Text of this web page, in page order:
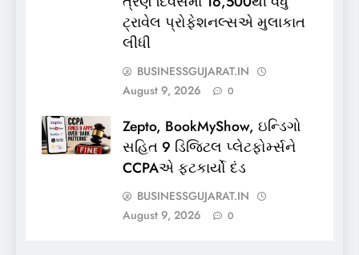
ટ્રાવેલ પ્રોફેશનલ્સએ મુલાકાત
લીધી
BUSINESSGUJARAT.IN
August 9, 2026
0
Zepto, BookMyShow, ઇન્ડિગો
સહિત 9 ડિજિટલ પ્લેટફોર્મ્સને
CCPAએ ફટકાર્યો દંડ
BUSINESSGUJARAT.IN
August 9, 2026
0